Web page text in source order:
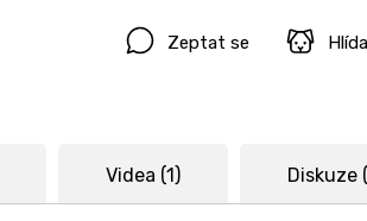
Zeptat se
Videa (1) Diskuze